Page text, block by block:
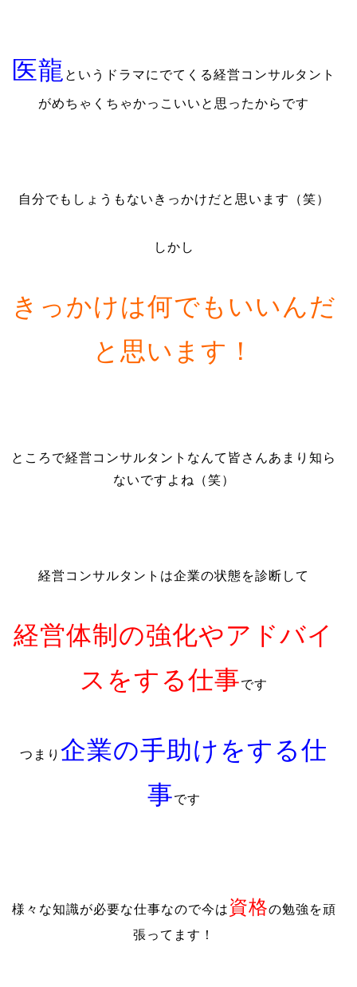
医龍 というドラマにでてくる経営コンサルタント
がめちゃくちゃかっこいいと思ったからです
自分でもしょうもないきっかけだと思います（笑）
しかし
きっかけは何でもいいんだ
と思います！
ところで経営コンサルタントなんて皆さんあまり知ら
ないですよね（笑）
経営コンサルタントは企業の状態を診断して
経営体制の強化やアドバイ
スをする仕事です
つまり企業の手助けをする仕
事です
様々な知識が必要な仕事なので今は 資格の勉強を頑
張ってます！